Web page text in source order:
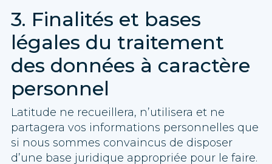
3. Finalités et bases
légales du traitement
des données à caractère
personnel
Latitude ne recueillera, n’utilisera et ne
partagera vos informations personnelles que
si nous sommes convaincus de disposer
d’une base juridique appropriée pour le faire.